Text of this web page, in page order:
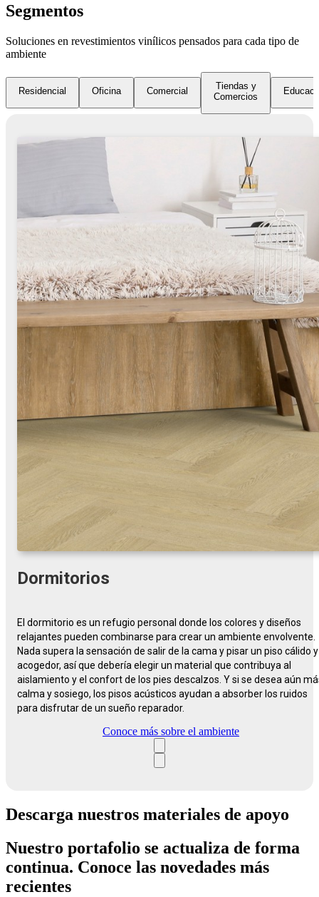
Segmentos
Soluciones en revestimientos vinílicos pensados para cada tipo de
ambiente
Residencial Oficina Comercial
Tiendas y
Comercios
Dormitorios
El dormitorio es un refugio personal donde los colores y diseños
relajantes pueden combinarse para crear un ambiente envolvente.
Nada supera la sensación de salir de la cama y pisar un piso cálido y
acogedor, así que debería elegir un material que contribuya al
aislamiento y el confort de los pies descalzos. Y si se desea aún
calma y sosiego, los pisos acústicos ayudan a absorber los ruidos
para disfrutar de un sueño reparador.
Conoce más sobre el ambiente
Descarga nuestros materiales de apoyo
Nuestro portafolio se actualiza de forma
continua. Conoce las novedades más
recientes